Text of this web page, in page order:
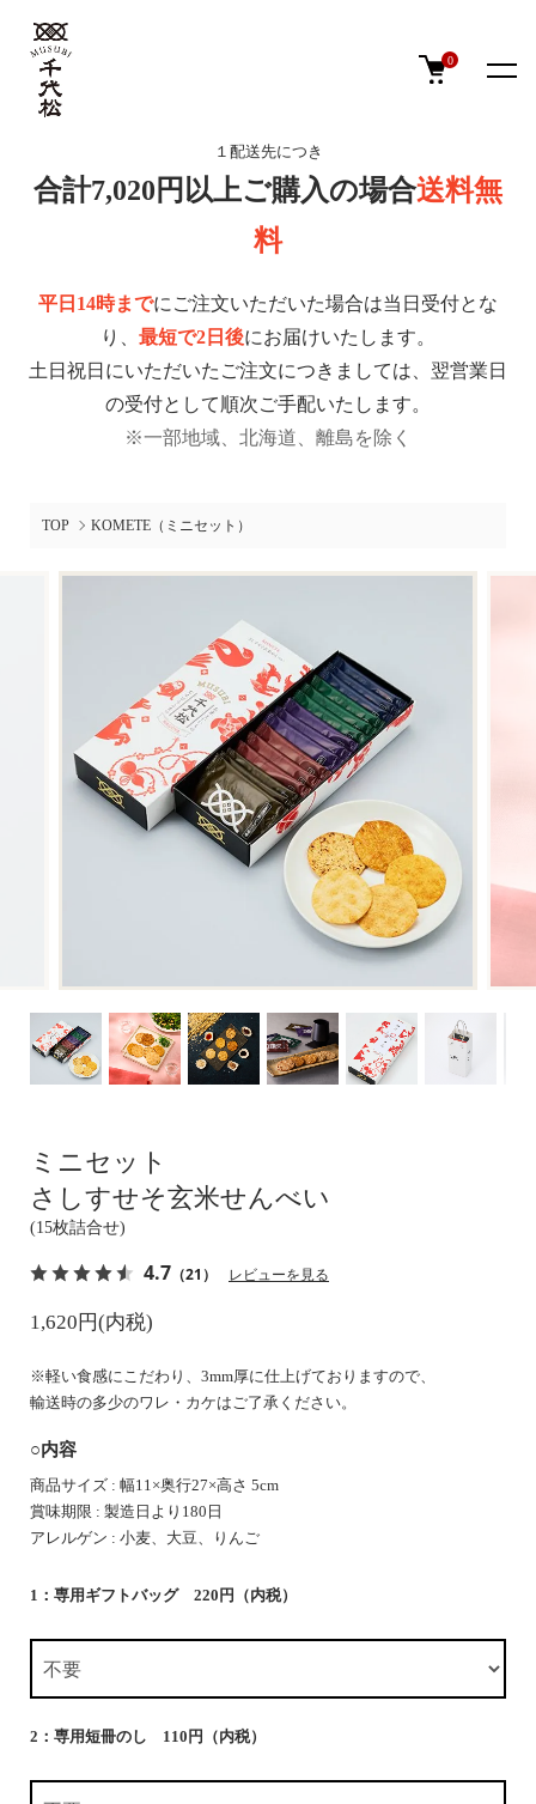
0
１配送先につき
合計7,020円以上ご購入の場合送料無
料
平日14時までにご注文いただいた場合は当日受付とな
り、 最短で2日後にお届けいたします。
土日祝日にいただいたご注文につきましては、翌営業日
の受付として順次ご手配いたします。
※一部地域、北海道、離島を除く
TOP KOMETE（ミニセット）
ミニセット
さしすせそ玄米せんべい
(15枚詰合せ)
4.7 （21） レビューを見る
1,620円(内税)
※軽い食感にこだわり、3mm厚に仕上げておりますので、
輸送時の多少のワレ・カケはご了承ください。
○内容
商品サイズ : 幅11×奥行27×高さ 5cm
賞味期限 : 製造日より180日
アレルゲン : 小麦、大豆、りんご
1：専用ギフトバッグ 220円（内税）
2：専用短冊のし 110円（内税）